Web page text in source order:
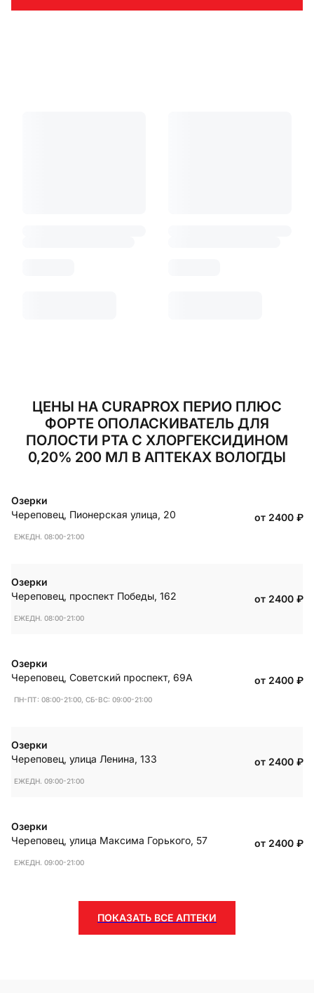
ЦЕНЫ НА CURAPROX ПЕРИО ПЛЮС
ФОРТЕ ОПОЛАСКИВАТЕЛЬ ДЛЯ
ПОЛОСТИ РТА С ХЛОРГЕКСИДИНОМ
0,20% 200 МЛ В АПТЕКАХ ВОЛОГДЫ
Озерки
Череповец, Пионерская улица, 20
ЕЖЕДН. 08:00-21:00
от 2400 ₽
Озерки
Череповец, проспект Победы, 162
ЕЖЕДН. 08:00-21:00
от 2400 ₽
Озерки
Череповец, Советский проспект, 69А
ПН-ПТ: 08:00-21:00, СБ-ВС: 09:00-21:00
от 2400 ₽
Озерки
Череповец, улица Ленина, 133
ЕЖЕДН. 09:00-21:00
от 2400 ₽
Озерки
Череповец, улица Максима Горького, 57
ЕЖЕДН. 09:00-21:00
от 2400 ₽
ПОКАЗАТЬ ВСЕ АПТЕКИ